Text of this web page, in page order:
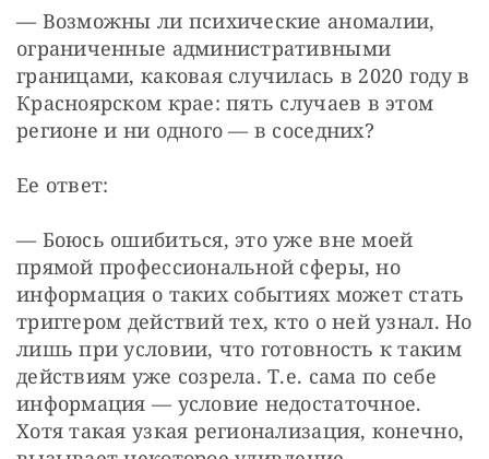
— Возможны ли психические аномалии,
ограниченные административными
границами, каковая случилась в 2020 году в
Красноярском крае: пять случаев в этом
регионе и ни одного — в соседних?
Ее ответ:
— Боюсь ошибиться, это уже вне моей
прямой профессиональной сферы, но
информация о таких событиях может стать
триггером действий тех, кто о ней узнал. Но
лишь при условии, что готовность к таким
действиям уже созрела. Т.е. сама по себе
информация — условие недостаточное.
Хотя такая узкая регионализация, конечно,